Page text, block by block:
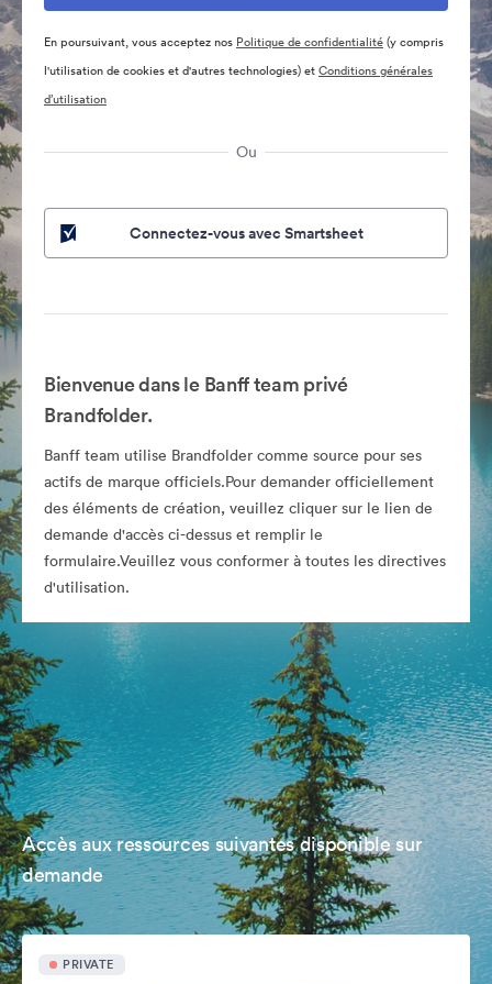
En poursuivant, vous acceptez nos Politique de confidentialité(y compris
l'utilisation de cookies et d'autres technologies) etConditions générales
d’utilisation
Ou
Connectez-vous avec Smartsheet
Bienvenue dans le Banff team privé
Brandfolder.
Banff team utilise Brandfolder comme source pour ses
actifs de marque officiels.Pour demander officiellement
des éléments de création, veuillez cliquer sur le lien de
demande d'accès ci-dessus et remplir le
formulaire.Veuillez vous conformer à toutes les directives
d'utilisation.
Accès aux ressources suivantes disponible sur
demande
PRIVATE